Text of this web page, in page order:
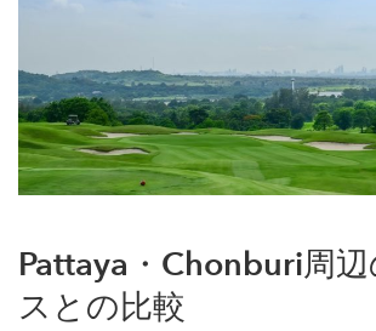
Pattaya・Chonburi周
スとの比較